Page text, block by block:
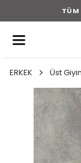
TÜM
ERKEK Üst